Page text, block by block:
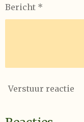
Bericht *
Verstuur reactie